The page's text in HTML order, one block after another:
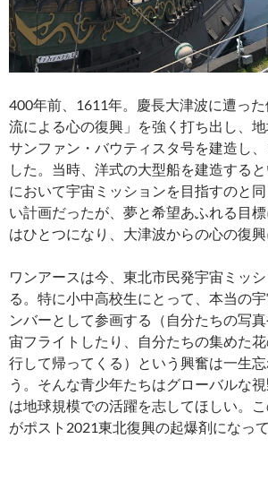
400年前、1611年。慶長大津波に遭っ
流による心の復興」を強く打ち出し、
サンファン・バウティスタ号を建造し
した。当時、洋式の大型船を建造する
において宇宙ミッションを目指すのと
い計画だったが、夢と希望あふれる目
はひとつになり、大津波からの心の復興
ワンアースは今、東北市民発宇宙ミッ
る。特に小中高校生にとって、本当の
ンバーとして参画する（自分たちの写
宙フライトしたり、自分たちの集めた
行して帰ってくる）という興奮は一生
う。そんな青少年たちはグローバルな
は地球規模での活躍を志してほしい。
がポスト2021東北復興の起爆剤になって